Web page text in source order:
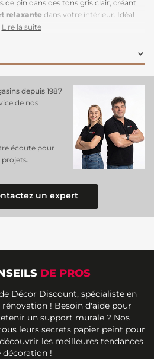
de pin dans des tons gris clair, créant
relaxante dans votre intérieur. Idéal
et de sérénité à n'importe quelle
espace en un havre de paix avec ce
de la nature.
Lire la suite
depuis 1987
de nos
écoute pour
un expert
DE PROS
Décor Discount, spécialiste en
! Besoin d'aide pour
un support murale ? Nos
leurs secrets papier peint pour
les meilleures tendances
décoration !